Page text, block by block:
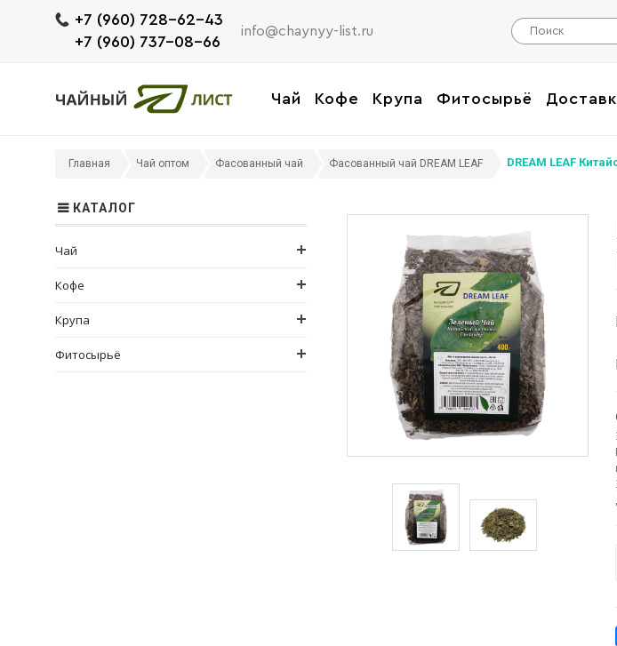
+7 (960) 728-62-43
+7 (960) 737-08-66
info@chaynyy-list.ru
Чай Кофе Крупа Фитосырьё
Главная Чай оптом Фасованный чай Фасованный чай DREAM LEAF DREAM LEAF
КАТАЛОГ
Чай
Кофе
Крупа
Фитосырьё